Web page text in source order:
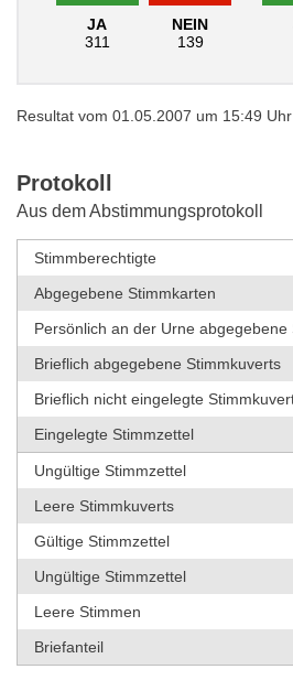
JA
311
NEIN
139
Resultat vom 01.05.2007 um 15:49 Uhr
Protokoll
Aus dem Abstimmungsprotokoll
Stimmberechtigte
Abgegebene Stimmkarten
Persönlich an der Urne abgegebene
Brieflich abgegebene Stimmkuverts
Brieflich nicht eingelegte
Eingelegte Stimmzettel
Ungültige Stimmzettel
Leere Stimmkuverts
Gültige Stimmzettel
Ungültige Stimmzettel
Leere Stimmen
Briefanteil